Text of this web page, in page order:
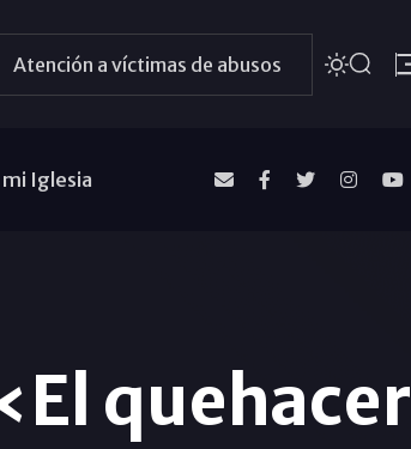
Atención a víctimas de abusos
mi Iglesia
quehacer